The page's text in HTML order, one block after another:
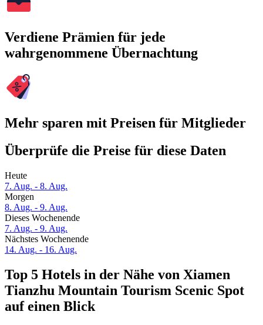
Verdiene Prämien für jede
wahrgenommene Übernachtung
Mehr sparen mit Preisen für Mitglieder
Überprüfe die Preise für diese Daten
Heute
7. Aug. - 8. Aug.
Morgen
8. Aug. - 9. Aug.
Dieses Wochenende
7. Aug. - 9. Aug.
Nächstes Wochenende
14. Aug. - 16. Aug.
Top 5 Hotels in der Nähe von Xiamen
Tianzhu Mountain Tourism Scenic Spot
auf einen Blick